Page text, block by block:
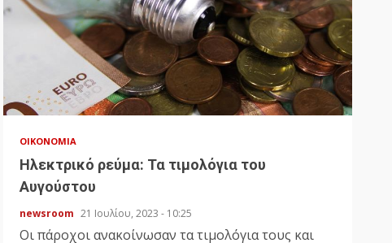
ΟΙΚΟΝΟΜΊΑ
Ηλεκτρικό ρεύμα: Τα τιμολόγια του
Αυγούστου
newsroom 21 Ιουλίου, 2023 - 10:25
Οι πάροχοι ανακοίνωσαν τα τιμολόγια τους και